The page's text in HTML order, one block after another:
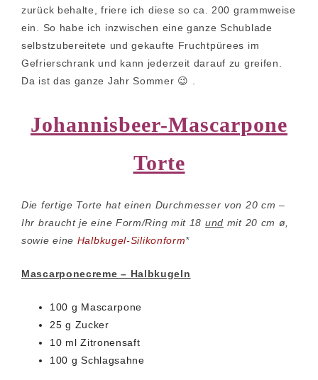
zurück behalte, friere ich diese so ca. 200 grammweise
ein. So habe ich inzwischen eine ganze Schublade
selbstzubereitete und gekaufte Fruchtpürees im
Gefrierschrank und kann jederzeit darauf zu greifen.
Da ist das ganze Jahr Sommer 😉 .
Johannisbeer-Mascarpone
Torte
Die fertige Torte hat einen Durchmesser von 20 cm –
Ihr braucht je eine Form/Ring mit 18 und mit 20 cm ø,
sowie eine Halbkugel-Silikonform*
Mascarponecreme – Halbkugeln
100 g Mascarpone
25 g Zucker
10 ml Zitronensaft
100 g Schlagsahne